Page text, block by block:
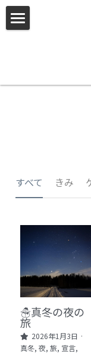
🌳株式会社
📰kibi log（
🏢会社概要
📸Who
🏙️社員が防ぐ
🙌自傷・他
🏫社会福祉
🛒Learn
❓FAQ
すべて きみ
☃️真冬の夜の
旅
2026年1月3日 ·
真冬, 夜, 旅, 宣言,
すべてのカ